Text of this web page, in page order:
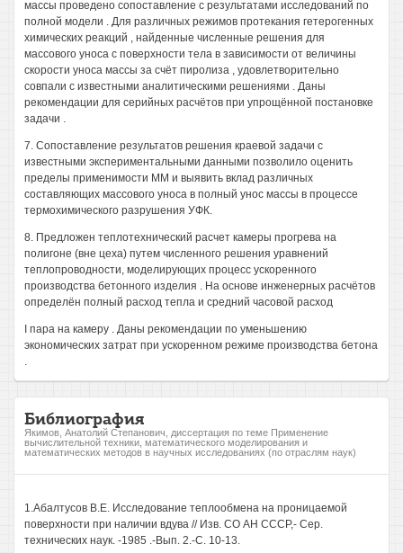
массы проведено сопоставление с результатами исследований по
полной модели . Для различных режимов протекания гетерогенных
химических реакций , найденные численные решения для
массового уноса с поверхности тела в зависимости от величины
скорости уноса массы за счёт пиролиза , удовлетворительно
совпали с известными аналитическими решениями . Даны
рекомендации для серийных расчётов при упрощённой постановке
задачи .
7. Сопоставление результатов решения краевой задачи с
известными экспериментальными данными позволило оценить
пределы применимости ММ и выявить вклад различных
составляющих массового уноса в полный унос массы в процессе
термохимического разрушения УФК.
8. Предложен теплотехнический расчет камеры прогрева на
полигоне (вне цеха) путем численного решения уравнений
теплопроводности, моделирующих процесс ускоренного
производства бетонного изделия . На основе инженерных расчётов
определён полный расход тепла и средний часовой расход
I пара на камеру . Даны рекомендации по уменьшению
экономических затрат при ускоренном режиме производства бетона
.
Библиография
Якимов, Анатолий Степанович, диссертация по теме Применение
вычислительной техники, математического моделирования и
математических методов в научных исследованиях (по отраслям наук)
1.Абалтусов В.Е. Исследование теплообмена на проницаемой
поверхности при наличии вдува // Изв. СО АН СССР,- Сер.
технических наук. -1985 .-Вып. 2.-С. 10-13.